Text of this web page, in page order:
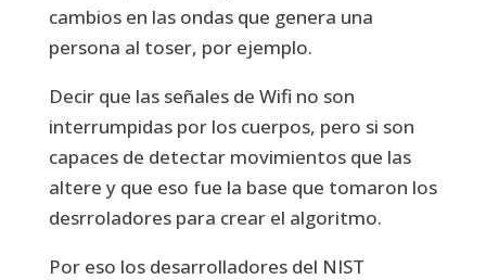
cambios en las ondas que genera una
persona al toser, por ejemplo.
Decir que las señales de Wifi no son
interrumpidas por los cuerpos, pero si son
capaces de detectar movimientos que las
altere y que eso fue la base que tomaron los
desrroladores para crear el algoritmo.
Por eso los desarrolladores del NIST